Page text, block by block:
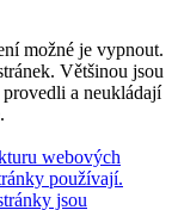
možné je vypnout.
Většinou jsou
provedli a neukládají
webových
používají.
jsou